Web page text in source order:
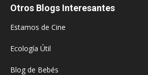
Otros Blogs Interesantes
Estamos de Cine
Ecología Útil
Blog de Bebés